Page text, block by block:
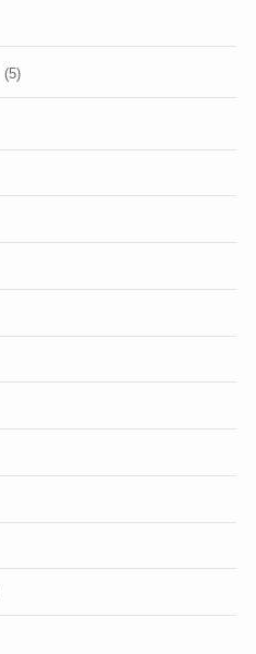
(5)